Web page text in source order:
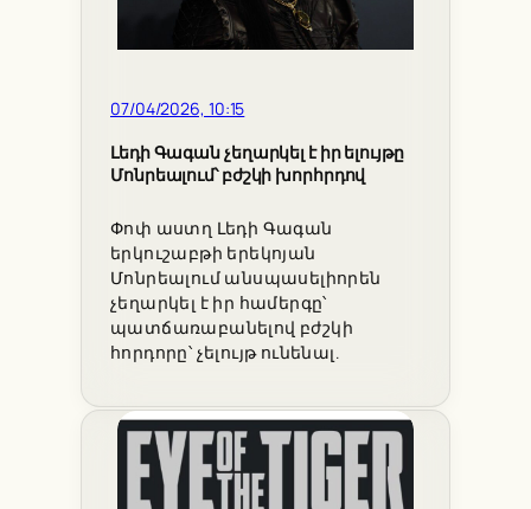
07/04/2026, 10:15
Լեդի Գագան չեղարկել է իր ելույթը
Մոնրեալում՝ բժշկի խորհրդով
Փոփ աստղ Լեդի Գագան
երկուշաբթի երեկոյան
Մոնրեալում անսպասելիորեն
չեղարկել է իր համերգը՝
պատճառաբանելով բժշկի
հորդորը՝ չելույթ ունենալ.